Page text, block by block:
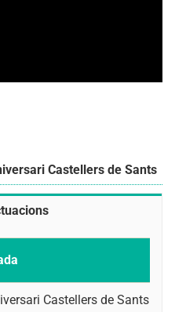
Castellers de Sants
Castellers de Sants